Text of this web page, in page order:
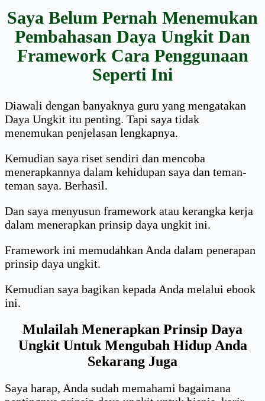
Saya Belum Pernah Menemukan
Pembahasan Daya Ungkit Dan
Framework Cara Penggunaan
Seperti Ini
Diawali dengan banyaknya guru yang mengatakan
Daya Ungkit itu penting. Tapi saya tidak
menemukan penjelasan lengkapnya.
Kemudian saya riset sendiri dan mencoba
menerapkannya dalam kehidupan saya dan teman-
teman saya. Berhasil.
Dan saya menyusun framework atau kerangka kerja
dalam menerapkan prinsip daya ungkit ini.
Framework ini memudahkan Anda dalam penerapan
prinsip daya ungkit.
Kemudian saya bagikan kepada Anda melalui ebook
ini.
Mulailah Menerapkan Prinsip Daya
Ungkit Untuk Mengubah Hidup Anda
Sekarang Juga
Saya harap, Anda sudah memahami bagaimana